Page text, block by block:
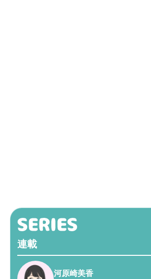
連載
河原崎美香